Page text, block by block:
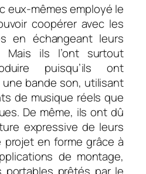
eux-mêmes employé le
coopérer avec les
en échangeant leurs
Mais ils l’ont surtout
puisqu’ils ont
bande son, utilisant
de musique réels que
De même, ils ont dû
expressive de leurs
en forme grâce à
de montage,
portables prêtés par le